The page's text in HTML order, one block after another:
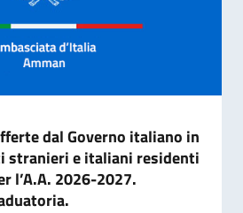
dal Governo italiano in
stranieri e italiani residenti
l’A.A. 2026-2027.